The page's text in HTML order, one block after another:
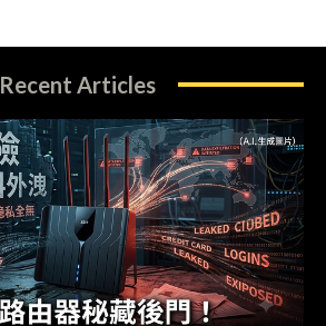
Recent Articles